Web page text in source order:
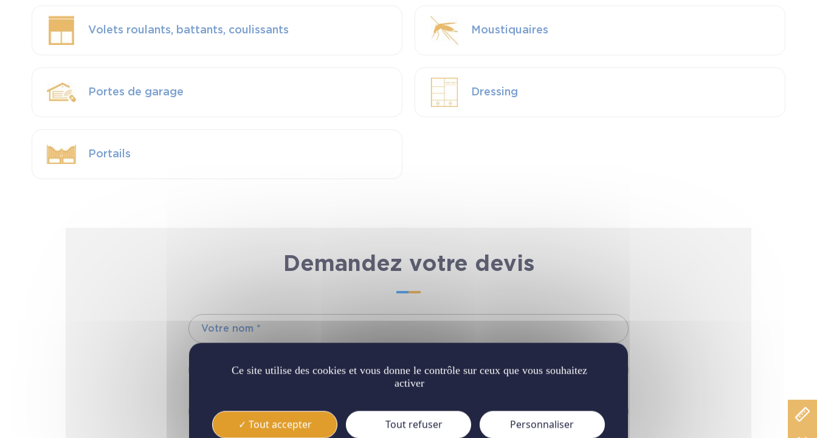
Volets roulants, battants, coulissants
Portes de garage
Portails
Moustiquaires
Dressing
Demandez votre devis
Ce site utilise des cookies et vous donne le contrôle sur ceux que vous souhaitez
activer
Tout accepter Tout refuser Personnaliser